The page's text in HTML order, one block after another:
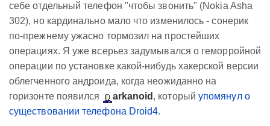
себе отдельный телефон "чтобы звонить" (Nokia Asha
302), но кардинально мало что изменилось - сонерик
по-прежнему ужасно тормозил на простейших
операциях. Я уже всерьез задумывался о геморройной
операции по установке какой-нибудь хакерской версии
облегченного андроида, когда неожиданно на
горизонте появился
arkanoid , который упомянул о
существовании телефона Droid4.